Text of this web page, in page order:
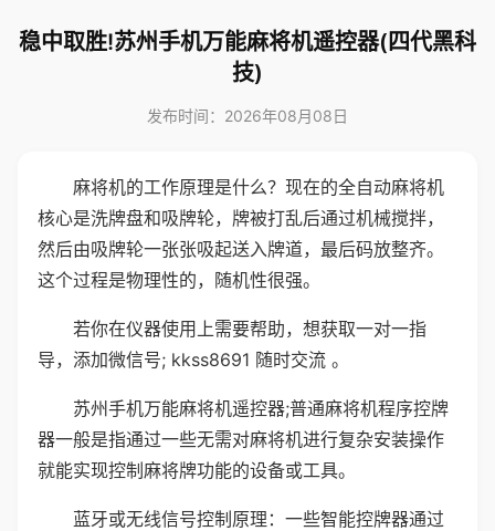
稳中取胜!苏州手机万能麻将机遥控器(四代黑科
技)
发布时间：2026年08月08日
麻将机的工作原理是什么？现在的全自动麻将机
核心是洗牌盘和吸牌轮，牌被打乱后通过机械搅拌，
然后由吸牌轮一张张吸起送入牌道，最后码放整齐。
这个过程是物理性的，随机性很强。
若你在仪器使用上需要帮助，想获取一对一指
导，添加微信号; kkss8691 随时交流 。
苏州手机万能麻将机遥控器;普通麻将机程序控牌
器一般是指通过一些无需对麻将机进行复杂安装操作
就能实现控制麻将牌功能的设备或工具。
蓝牙或无线信号控制原理：一些智能控牌器通过